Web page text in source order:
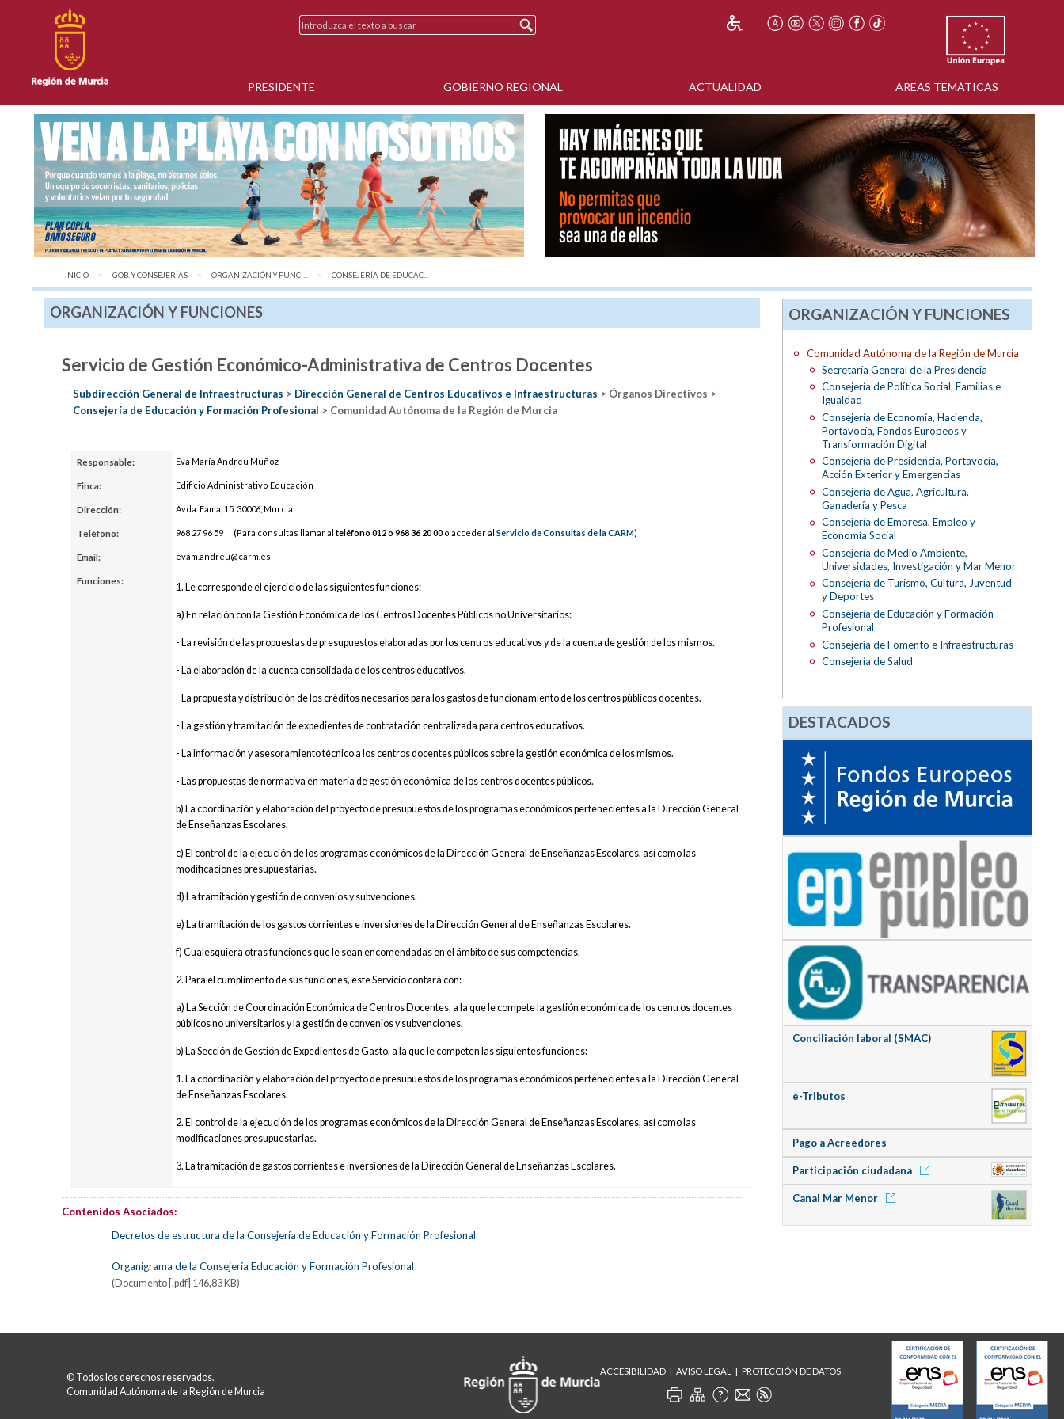
PRESIDENTE GOBIERNO REGIONAL ACTUALIDAD ÁREAS TEMÁTICAS
INICIO GOB. Y CONSEJERÍAS ORGANIZACIÓN Y FUNCI... AQUÍ:
CONSEJERÍA DE EDUCAC...
ORGANIZACIÓN Y FUNCIONES
Servicio de Gestión Económico-Administrativa de Centros Docentes
Subdirección General de Infraestructuras > Dirección General de Centros Educativos e Infraestructuras > Órganos Directivos >
Consejería de Educación y Formación Profesional > Comunidad Autónoma de la Región de Murcia
Responsable: Eva María Andreu Muñoz
Finca: Edificio Administrativo Educación
Dirección: Avda. Fama, 15. 30006, Murcia
Teléfono: 968 27 96 59 (Para consultas llamar alteléfono 012 o968 36 2000 o acceder alServicio de Consultas de la CARM)
Email: evam.andreu@carm.es
Funciones:
1. Le corresponde el ejercicio de las siguientes funciones:
a) En relación con la Gestión Económica de los Centros Docentes Públicos no Universitarios:
- La revisión de las propuestas de presupuestos elaboradas por los centros educativos y de la cuenta de gestión de los mismos.
- La elaboración de la cuenta consolidada de los centros educativos.
- La propuesta y distribución de los créditos necesarios para los gastos de funcionamiento de los centros públicos docentes.
- La gestión y tramitación de expedientes de contratación centralizada para centros educativos.
- La información y asesoramiento técnico a los centros docentes públicos sobre la gestión económica de los mismos.
- Las propuestas de normativa en materia de gestión económica de los centros docentes públicos.
b) La coordinación y elaboración del proyecto de presupuestos de los programas económicos pertenecientes a la Dirección General
de Enseñanzas Escolares.
c) El control de la ejecución de los programas económicos de la Dirección General de Enseñanzas Escolares, así como las
modificaciones presupuestarias.
d) La tramitación y gestión de convenios y subvenciones.
e) La tramitación de los gastos corrientes e inversiones de la Dirección General de Enseñanzas Escolares.
f) Cualesquiera otras funciones que le sean encomendadas en el ámbito de sus competencias.
2. Para el cumplimento de sus funciones, este Servicio contará con:
a) La Sección de Coordinación Económica de Centros Docentes, a la que le compete la gestión económica de los centros docentes
públicos no universitarios y la gestión de convenios y subvenciones.
b) La Sección de Gestión de Expedientes de Gasto, a la que le competen las siguientes funciones:
1. La coordinación y elaboración del proyecto de presupuestos de los programas económicos pertenecientes a la Dirección General
de Enseñanzas Escolares.
2. El control de la ejecución de los programas económicos de la Dirección General de Enseñanzas Escolares, así como las
modificaciones presupuestarias.
3. La tramitación de gastos corrientes e inversiones de la Dirección General de Enseñanzas Escolares.
Contenidos Asociados:
Decretos de estructura de la Consejería de Educación y Formación Profesional
Organigrama de la Consejería Educación y Formación Profesional
(Documento [.pdf] 146,83 KB)
ORGANIZACIÓN Y FUNCIONES
Comunidad Autónoma de la Región de Murcia
Secretaría General de la Presidencia
Consejería de Política Social, Familias e
Igualdad
Consejería de Economía, Hacienda,
Portavocía, Fondos Europeos y
Transformación Digital
Consejería de Presidencia, Portavocía,
Acción Exterior y Emergencias
Consejería de Agua, Agricultura,
Ganadería y Pesca
Consejería de Empresa, Empleo y
Economía Social
Consejería de Medio Ambiente,
Universidades, Investigación y Mar Menor
Consejería de Turismo, Cultura, Juventud
y Deportes
Consejería de Educación y Formación
Profesional
Consejería de Fomento e Infraestructuras
Consejería de Salud
DESTACADOS
Conciliación laboral (SMAC)
e-Tributos
Pago a Acreedores
Participación ciudadana
Canal Mar Menor
© Todos los derechos reservados.
Comunidad Autónoma de la Región de Murcia
ACCESIBILIDAD AVISO LEGAL PROTECCIÓN DE DATOS